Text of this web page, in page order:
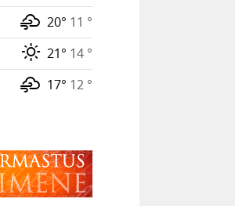
20° 11 °
21° 14 °
17° 12 °